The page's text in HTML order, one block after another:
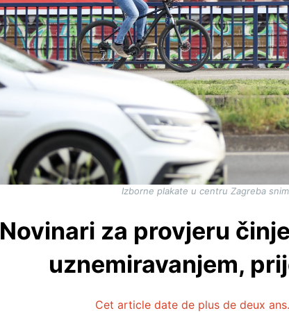
Izborne plakate u centru Zagreba
Novinari za provjeru
uznemiravanjem,
Cet article date de plus de deux ans.